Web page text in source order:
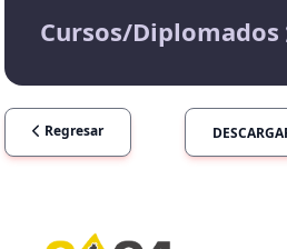
Cursos/Diplomados
Regresar